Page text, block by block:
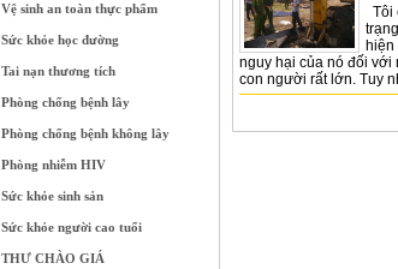
Vệ sinh an toàn thực phẩm
Sức khỏe học đường
Tai nạn thương tích
Phòng chống bệnh lây
Phòng chống bệnh không lây
Phòng nhiễm HIV
Sức khỏe sinh sản
Sức khỏe người cao tuổi
THƯ CHÀO GIÁ
Tôi
hiện
nguy hại của nó đối với
con người rất lớn. Tuy